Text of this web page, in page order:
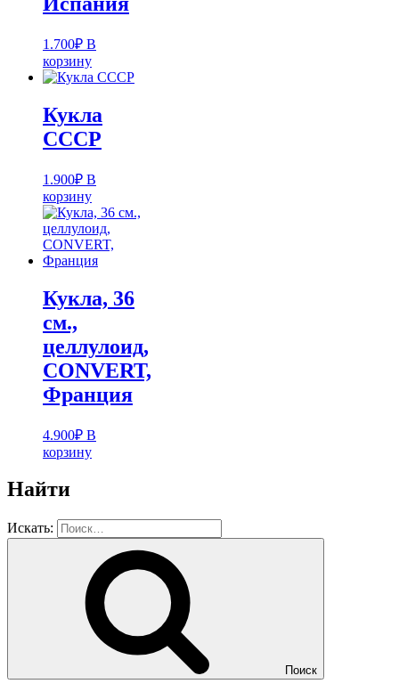
1.700₽ В
корзину
Кукла
СССР
1.900₽ В
корзину
Кукла, 36
см.,
целлулоид,
CONVERT,
Франция
4.900₽ В
корзину
Найти
Искать:
Поиск